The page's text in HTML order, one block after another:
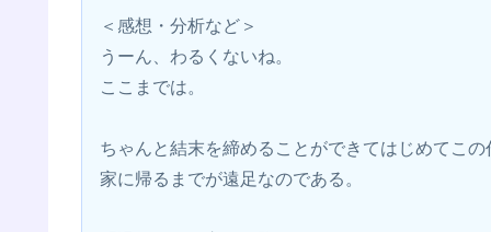
＜感想・分析など＞
うーん、わるくないね。
ここまでは。
ちゃんと結末を締めることができてはじめてこの
家に帰るまでが遠足なのである。